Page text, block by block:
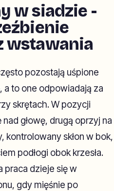
w siadzie -
wstawania
pozostają uśpione
to one odpowiadają za
skrętach. W pozycji
głowę, drugą oprzyj na
kontrolowany skłon w bok,
podłogi obok krzesła.
praca dzieje się w
gdy mięśnie po